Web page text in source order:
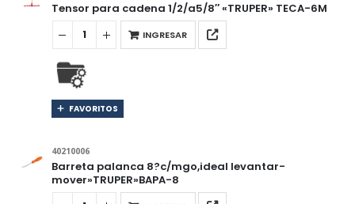
Tensor para cadena 1/2/a5/8″ «TRUPER» TECA-6M
INGRESAR
FAVORITOS
40210006
Barreta palanca 8?c/mgo,ideal levantar-
mover»TRUPER»BAPA-8